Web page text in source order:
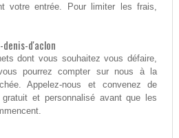
votre entrée. Pour limiter les frais,
d'aclon
dont vous souhaitez vous défaire,
pourrez compter sur nous à la
Appelez-nous et convenez de
gratuit et personnalisé avant que les